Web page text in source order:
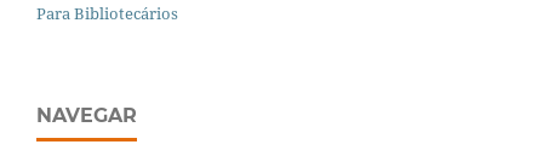
Para Bibliotecários
NAVEGAR